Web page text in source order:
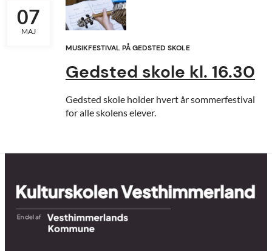
MUSIKFESTIVAL PÅ GEDSTED SKOLE
Gedsted skole kl. 16.30
07
MAJ
Gedsted skole holder hvert år sommerfestival
for alle skolens elever.